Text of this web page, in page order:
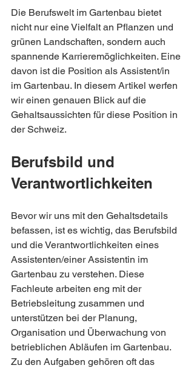
Die Berufswelt im Gartenbau bietet
nicht nur eine Vielfalt an Pflanzen und
grünen Landschaften, sondern auch
spannende Karrieremöglichkeiten. Eine
davon ist die Position als Assistent/in
im Gartenbau. In diesem Artikel werfen
wir einen genauen Blick auf die
Gehaltsaussichten für diese Position in
der Schweiz.
Berufsbild und
Verantwortlichkeiten
Bevor wir uns mit den Gehaltsdetails
befassen, ist es wichtig, das Berufsbild
und die Verantwortlichkeiten eines
Assistenten/einer Assistentin im
Gartenbau zu verstehen. Diese
Fachleute arbeiten eng mit der
Betriebsleitung zusammen und
unterstützen bei der Planung,
Organisation und Überwachung von
betrieblichen Abläufen im Gartenbau.
Zu den Aufgaben gehören oft das